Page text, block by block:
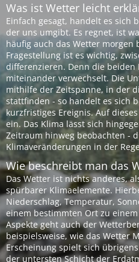
Was ist Wetter leicht
Einfach gesagt, handelt es sich
der uns umgibt. Es regnet, ist
häufig auch das Wetter morgen
Fragestellung ist es wichtig,
differenzieren. Denn die beiden
miteinander verwechselt. Die
mithilfe der Zeitspanne, in der
stattfinden - so handelt es sich
kurzfristiges Ereignis. Auf
ein. Das Klima lässt sich
Zeitraum hinweg beobachten -
Klimaveränderungen in der
Wie beschreibt man das
Das Wetter ist nichts anderes,
spürbarer Klimaelemente.
Niederschlag, Temperatur,
einem bestimmten Ort zu
Aspekte geht auch der
beispielsweise, wie das Wetter
Erscheinung spielt sich
der untersten Schicht der